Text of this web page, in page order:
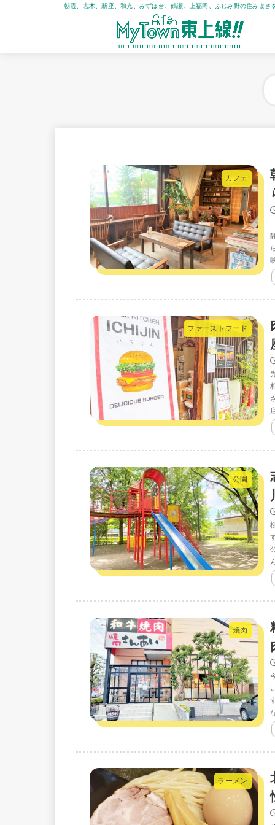
朝霞、志木、新座、和光、みずほ台、鶴瀬、上福岡、ふじみ野の住みよさ
カフェ
ファーストフード
公園
焼肉
ラーメン